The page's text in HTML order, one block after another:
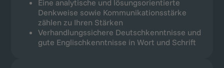
Eine analytische und lösungsorientierte
Denkweise sowie Kommunikationsstärke
zählen zu Ihren Stärken
Verhandlungssichere Deutschkenntnisse und
gute Englischkenntnisse in Wort und Schrift